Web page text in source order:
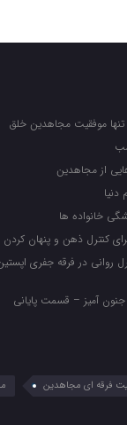
موفقیت مجاهدین خلق
از مجاهدین
خانواده ها
برای کنترل ذهن و پنهان
روانی در فرقه جفری
آمیز – قسمت پایانی
فرقه ای مجاهدین